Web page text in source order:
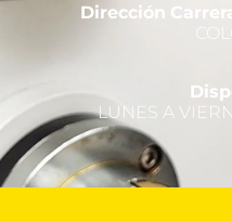
Dirección
LUNES A